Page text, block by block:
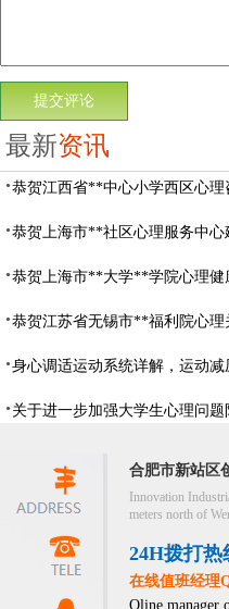
最新资讯
合肥市新站区
Innovation
meters north of
24H拨打热
在线值班经理
Oline manager